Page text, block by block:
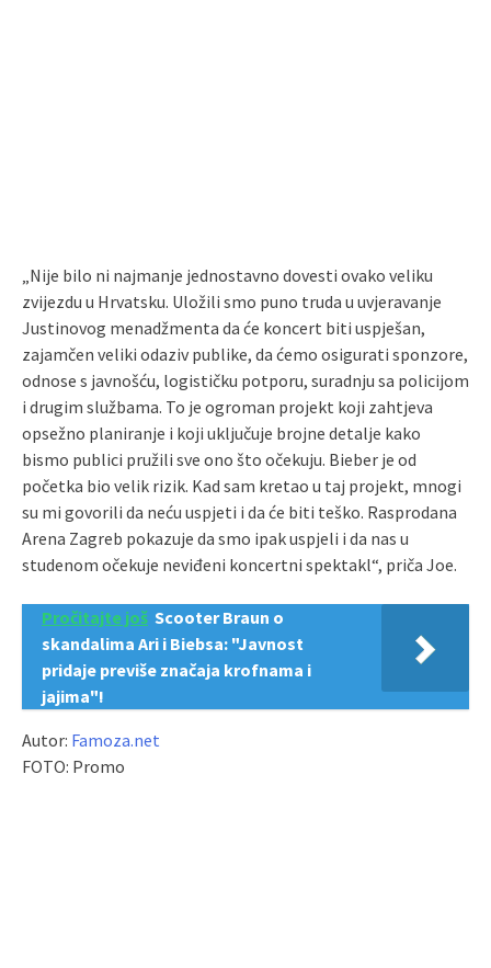
„Nije bilo ni najmanje jednostavno dovesti ovako veliku
zvijezdu u Hrvatsku. Uložili smo puno truda u uvjeravanje
Justinovog menadžmenta da će koncert biti uspješan,
zajamčen veliki odaziv publike, da ćemo osigurati sponzore,
odnose s javnošću, logističku potporu, suradnju sa policijom
i drugim službama. To je ogroman projekt koji zahtjeva
opsežno planiranje i koji uključuje brojne detalje kako
bismo publici pružili sve ono što očekuju. Bieber je od
početka bio velik rizik. Kad sam kretao u taj projekt, mnogi
su mi govorili da neću uspjeti i da će biti teško. Rasprodana
Arena Zagreb pokazuje da smo ipak uspjeli i da nas u
studenom očekuje neviđeni koncertni spektakl“, priča Joe.
Pročitajte još Scooter Braun o
skandalima Ari i Biebsa: "Javnost
pridaje previše značaja krofnama i
jajima"!
Autor: Famoza.net
FOTO: Promo